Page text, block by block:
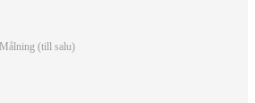
Målning (till salu)